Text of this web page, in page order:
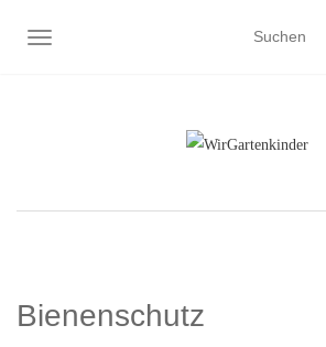
NAVIGATION UMSCHALTEN
Bienenschutz